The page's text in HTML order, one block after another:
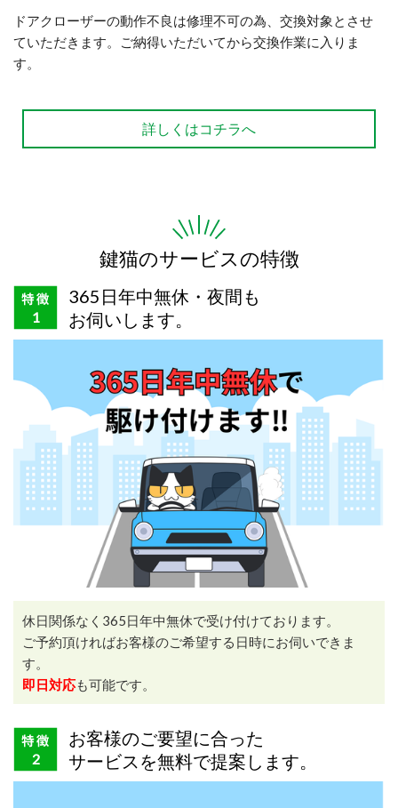
ドアクローザーの動作不良は修理不可の為、交換対象とさせ
ていただきます。ご納得いただいてから交換作業に入りま
す。
詳しくはコチラへ
鍵猫のサービスの特徴
365日年中無休・夜間も
お伺いします。
休日関係なく365日年中無休で受け付けております。
ご予約頂ければお客様のご希望する日時にお伺いできま
す。
即日対応も可能です。
お客様のご要望に合った
サービスを無料で提案します。